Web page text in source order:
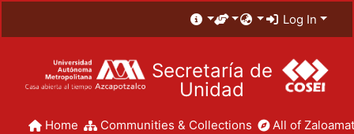
Log In
Secretaría de
Unidad
Home Communities & Collections All of